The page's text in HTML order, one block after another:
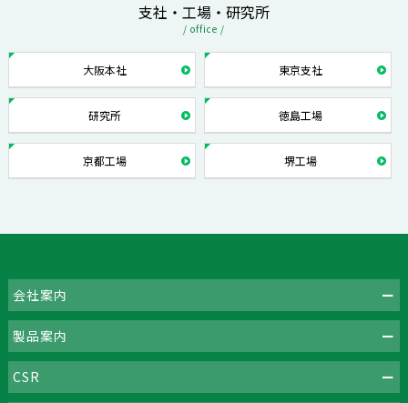
支社・工場・研究所
/ office /
大阪本社 東京支社
研究所 徳島工場
京都工場 堺工場
会社案内
製品案内
CSR